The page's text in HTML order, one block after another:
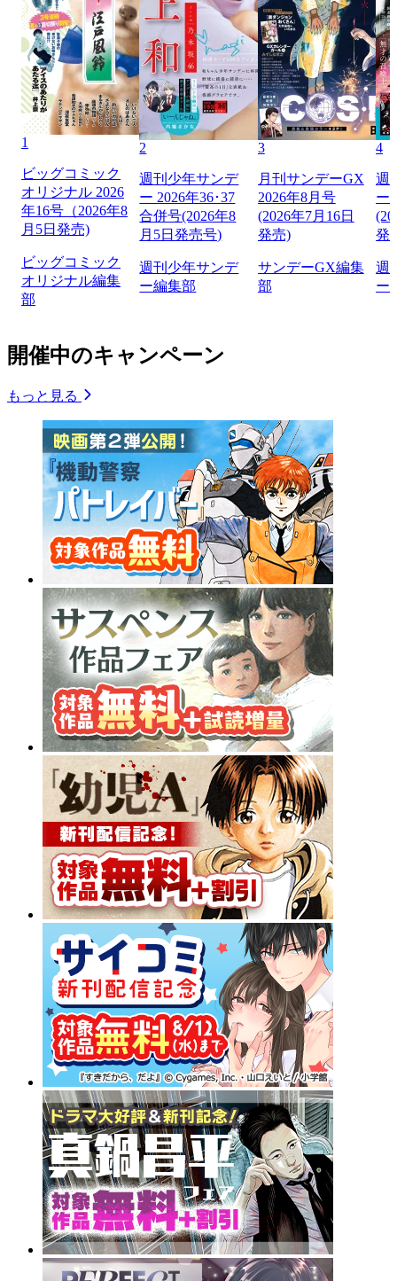
1
ビッグコミック
オリジナル 2026
年16号（2026年8
月5日発売)
ビッグコミック
オリジナル編集
部
2
週刊少年サンデ
ー 2026年36･37
合併号(2026年8
月5日発売号)
週刊少年サンデ
ー編集部
3
月刊サンデーGX
2026年8月号
(2026年7月16日
発売)
サンデーGX編集
部
4
週
ー
発
週
ー
開催中のキャンペーン
もっと見る